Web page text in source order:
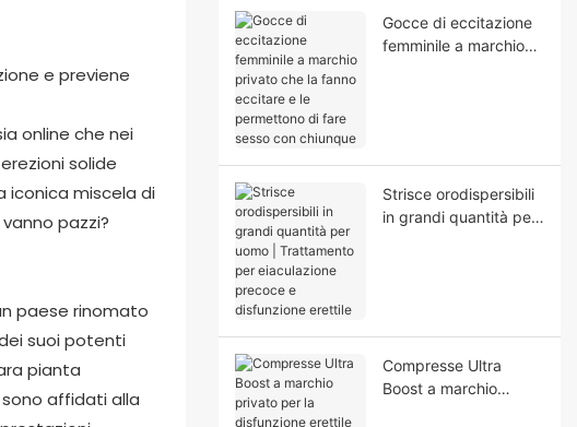
online che nei
solide
iconica miscela di
pazzi?
paese rinomato
suoi potenti
pianta
affidati alla
Gocce di eccitazione
femminile a marchio
Strisce orodispersibili
in grandi quantità per
Compresse Ultra
Boost a marchio